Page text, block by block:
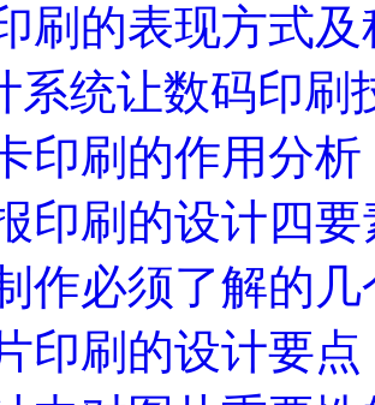
刷的表现方式及
系统让数码印刷
印刷的作用分析
印刷的设计四要
作必须了解的几
印刷的设计要点